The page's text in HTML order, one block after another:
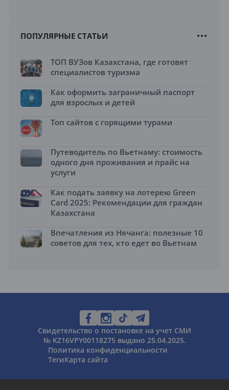
ПОПУЛЯРНЫЕ СТАТЬИ
ТОП ВУЗов Казахстана, где готовят
специалистов туризма
Как оформить заграничный паспорт
для взрослых и детей
Топ сайтов с горящими турами
Путеводитель по Вьетнаму: стоимость
одного дня проживания и прайс на
услуги
Как подать заявку на лотерею Green
Card 2025: Рекомендации для граждан
Казахстана
Впечатления из Нячанга: полезные 10
советов для тех, кто едет во Вьетнам
Свидетельство о постановке на учет СМИ
№ KZ16VPY00118275 выдано 25.04.2025.
Политика конфиденциальности
ТегиКарта сайта